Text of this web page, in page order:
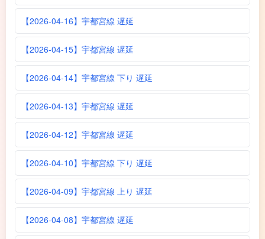
【2026-04-16】宇都宮線 遅延
【2026-04-15】宇都宮線 遅延
【2026-04-14】宇都宮線 下り 遅延
【2026-04-13】宇都宮線 遅延
【2026-04-12】宇都宮線 遅延
【2026-04-10】宇都宮線 下り 遅延
【2026-04-09】宇都宮線 上り 遅延
【2026-04-08】宇都宮線 遅延